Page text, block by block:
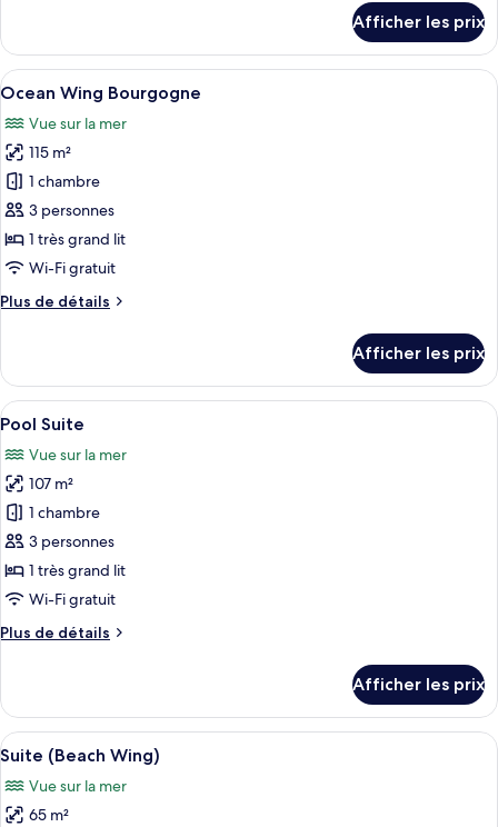
Suite,
accès
à
la
piscine
(Kata
Suite)
Suite,
accès
à
piscine
(Kata
Suite)
Afficher les prix
Afficher
toutes
les
photos
pour
ce
type
de
chambre :
Ocean
Une chambre d’hôtel avec un grand
14
Ocean Wing Bourgogne
Vue sur la mer
115 m²
1 chambre
3 personnes
1 très grand lit
Wi-Fi gratuit
Plus de détails
Plus
Ocean
Wing
Bourgogne
Afficher les prix
Afficher
toutes
les
photos
pour
ce
type
de
chambre :
Pool
Une chambre d’hôtel avec un
16
Pool Suite
Vue sur la mer
107 m²
1 chambre
3 personnes
1 très grand lit
Wi-Fi gratuit
Plus de détails
Plus
Pool
Suite
Afficher les prix
Afficher
toutes
les
photos
Une chambre d’hôtel avec un
10
Suite (Beach Wing)
Vue sur la mer
65 m²